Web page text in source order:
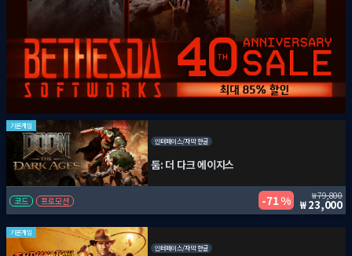
기본게임
인터페이스/자막 한글
둠: 더 다크 에이지스
코드 프로모션 71 % 79,800
23,000
기본게임
인터페이스/자막 한글